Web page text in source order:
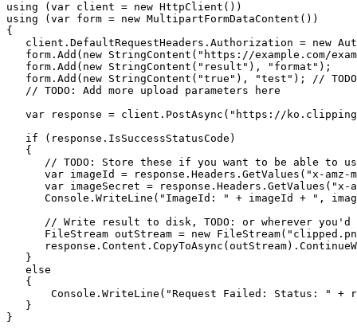
using (var client = new HttpClient())
using (var form = new MultipartFormDataContent())
{
client.DefaultRequestHeaders.Authorization = new
form.Add(new StringContent("https://example.com/
   form.Add(new StringContent("result"), "format");
form.Add(new StringContent("true"), "test"); //
   // TODO: Add more upload parameters here
var response = client.PostAsync("https://
   if (response.IsSuccessStatusCode)
   {
// TODO: Store these if you want to be able to
var imageId = response.Headers.GetValues("x-amz-
var imageSecret =
Console.WriteLine("ImageId: " + imageId + ",
// Write result to disk, TODO: or wherever you'd
FileStream outStream = new
   }
   else
   {
Console.WriteLine("Request Failed: Status: " +
   }